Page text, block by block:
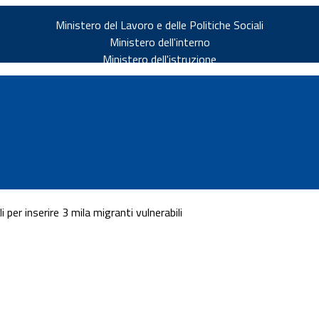
Ministero del Lavoro e delle Politiche Sociali
Ministero dell'interno
Ministero dell'istruzione
inserire 3 mila migranti vulnerabili